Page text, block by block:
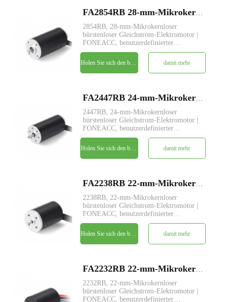
2854RB, 28-mm-Mikrokernloser
bürstenloser Gleichstrom-Elektromotor |
FONEACC, benutzerdefinierter
Parameterdienst verfügbar.
damit mehr
2447RB, 24-mm-Mikrokernloser
bürstenloser Gleichstrom-Elektromotor |
FONEACC, benutzerdefinierter
Parameterdienst verfügbar.
damit mehr
2238RB, 22-mm-Mikrokernloser
bürstenloser Gleichstrom-Elektromotor |
FONEACC, benutzerdefinierter
Parameterdienst verfügbar.
damit mehr
2232RB, 22-mm-Mikrokernloser
bürstenloser Gleichstrom-Elektromotor |
FONEACC, benutzerdefinierter